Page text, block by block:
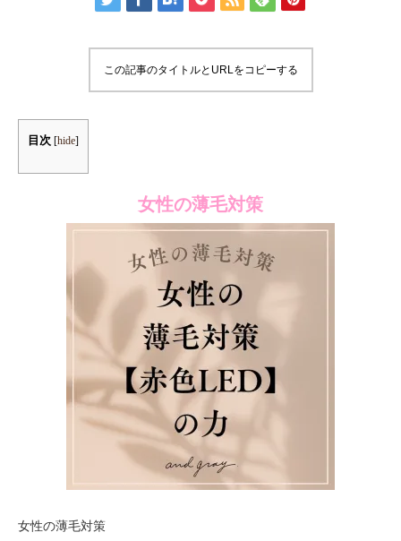
この記事のタイトルとURLをコピーする
目次 [hide]
女性の薄毛対策
女性の薄毛対策